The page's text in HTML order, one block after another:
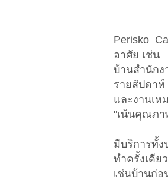
Perisko
อาศัย เช่น
บ้านสำนักง
รายสัปดาห์
และงานเห
"เน้นคุณภา
มีบริการทั้ง
ทำครั้งเดีย
เช่นบ้านก่อ